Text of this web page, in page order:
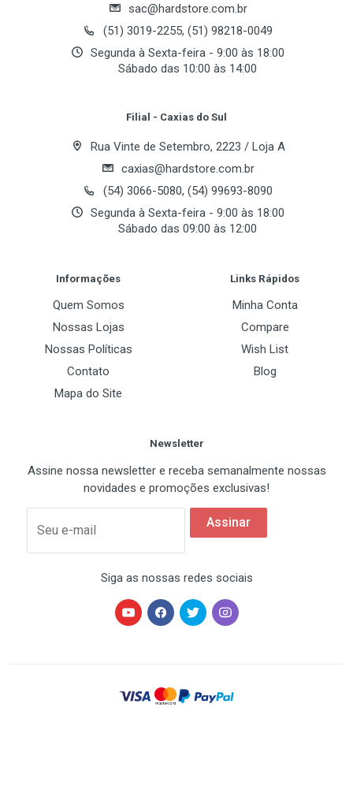
sac@hardstore.com.br
(51) 3019-2255, (51) 98218-0049
Segunda à Sexta-feira - 9:00 às 18:00
Sábado das 10:00 às 14:00
Filial - Caxias do Sul
Rua Vinte de Setembro, 2223 / Loja A
caxias@hardstore.com.br
(54) 3066-5080, (54) 99693-8090
Segunda à Sexta-feira - 9:00 às 18:00
Sábado das 09:00 às 12:00
Informações
Quem Somos
Nossas Lojas
Nossas Políticas
Contato
Mapa do Site
Links Rápidos
Minha Conta
Compare
Wish List
Blog
Newsletter
Assine nossa newsletter e receba semanalmente nossas
novidades e promoções exclusivas!
Seu e-mail
Assinar
Siga as nossas redes sociais